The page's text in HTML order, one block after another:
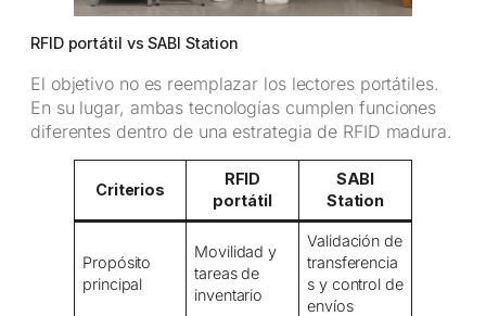
RFID portátil vs SABI Station
El objetivo no es reemplazar los lectores portátiles.
En su lugar, ambas tecnologías cumplen funciones
diferentes dentro de una estrategia de RFID madura.
Criterios
RFID
portátil
SABI
Station
Propósito
principal
Movilidad y
tareas de
inventario
Validación de
transferencia
s y control de
envíos